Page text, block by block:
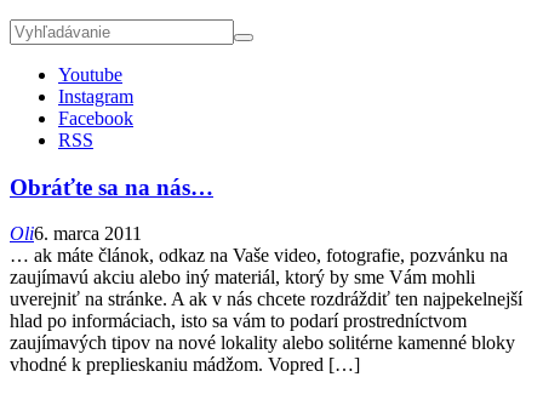
Youtube
Instagram
Facebook
RSS
Obráťte sa na nás…
Oli6. marca 2011
… ak máte článok, odkaz na Vaše video, fotografie, pozvánku na
zaujímavú akciu alebo iný materiál, ktorý by sme Vám mohli
uverejniť na stránke. A ak v nás chcete rozdráždiť ten najpekelnejší
hlad po informáciach, isto sa vám to podarí prostredníctvom
zaujímavých tipov na nové lokality alebo solitérne kamenné bloky
vhodné k preplieskaniu mádžom. Vopred […]